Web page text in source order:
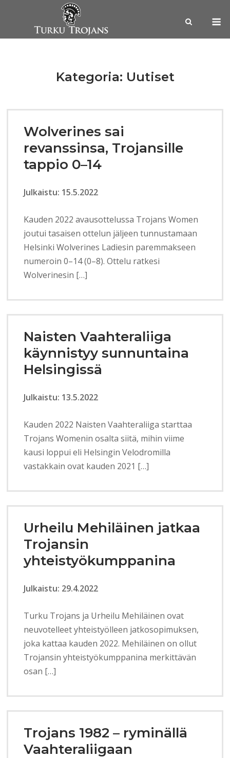
Kategoria: Uutiset
Wolverines sai
revanssinsa, Trojansille
tappio 0–14
Julkaistu: 15.5.2022
Kauden 2022 avausottelussa Trojans Women
joutui tasaisen ottelun jäljeen tunnustamaan
Helsinki Wolverines Ladiesin paremmakseen
numeroin 0–14 (0–8). Ottelu ratkesi
Wolverinesin […]
Naisten Vaahteraliiga
käynnistyy sunnuntaina
Helsingissä
Julkaistu: 13.5.2022
Kauden 2022 Naisten Vaahteraliiga starttaa
Trojans Womenin osalta siitä, mihin viime
kausi loppui eli Helsingin Velodromilla
vastakkain ovat kauden 2021 […]
Urheilu Mehiläinen jatkaa
Trojansin
yhteistyökumppanina
Julkaistu: 29.4.2022
Turku Trojans ja Urheilu Mehiläinen ovat
neuvotelleet yhteistyölleen jatkosopimuksen,
joka kattaa kauden 2022. Mehiläinen on ollut
Trojansin yhteistyökumppanina merkittävän
osan […]
Trojans 1982 – ryminällä
Vaahteraliigaan